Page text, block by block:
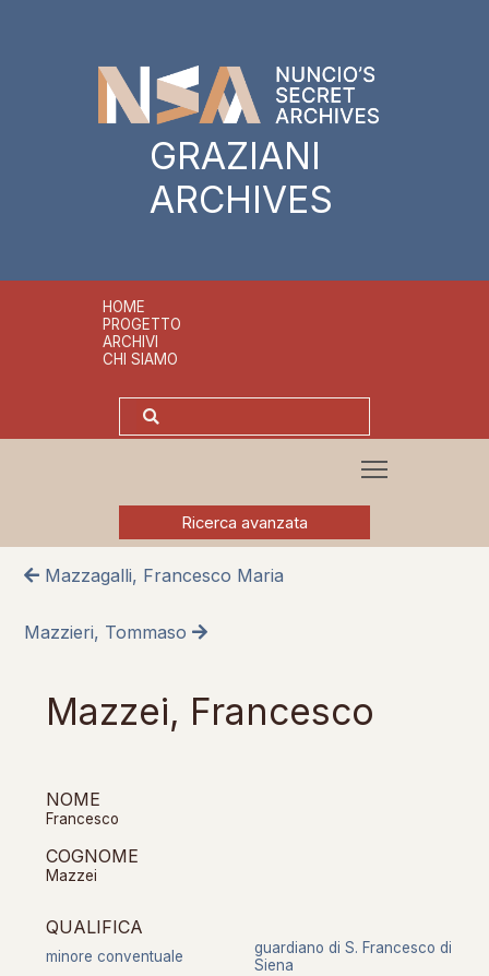
GRAZIANI
ARCHIVES
HOME
PROGETTO
ARCHIVI
CHI SIAMO
Ricerca avanzata
Mazzagalli, Francesco Maria
Mazzieri, Tommaso
Mazzei, Francesco
NOME
Francesco
COGNOME
Mazzei
QUALIFICA
minore conventuale
guardiano di S. Francesco di
Siena